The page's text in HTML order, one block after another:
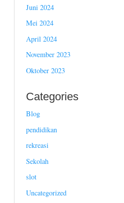
Juni 2024
Mei 2024
April 2024
November 2023
Oktober 2023
Categories
Blog
pendidikan
rekreasi
Sekolah
slot
Uncategorized